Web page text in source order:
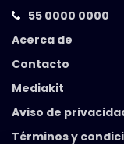
55 0000 0000
Acerca de
Contacto
Mediakit
Aviso de
Términos y